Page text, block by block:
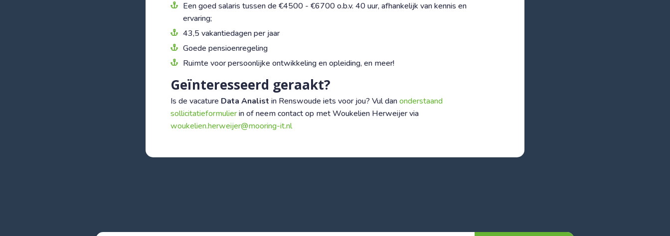
Een goed salaris tussen de €4500 - €6700 o.b.v. 40 uur, afhankelijk van kennis en
ervaring;
43,5 vakantiedagen per jaar
Goede pensioenregeling
Ruimte voor persoonlijke ontwikkeling en opleiding, en meer!
Geïnteresseerd geraakt?
Is de vacature Data Analist in Renswoude iets voor jou? Vul danonderstaand
sollicitatieformulierin of neem contact op met Woukelien Herweijer via
woukelien.herweijer@mooring-it.nl